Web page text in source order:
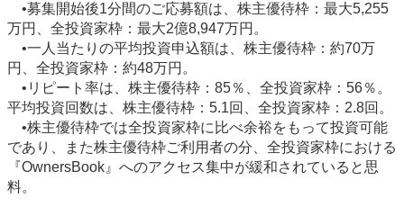
•募集開始後1分間のご応募額は、株主優待枠：最大5,255
万円、全投資家枠：最大2億8,947万円。
•一人当たりの平均投資申込額は、株主優待枠：約70万
円、全投資家枠：約48万円。
•リピート率は、株主優待枠：85％、全投資家枠：56％。
平均投資回数は、株主優待枠：5.1回、全投資家枠：2.8回。
•株主優待枠では全投資家枠に比べ余裕をもって投資可能
であり、また株主優待枠ご利用者の分、全投資家枠における
『OwnersBook』へのアクセス集中が緩和されていると思
料。